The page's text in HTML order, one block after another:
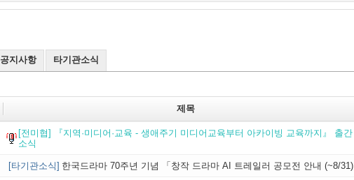
공지사항 타기관소식
제목
[전미협] 『지역·미디어·교육 - 생애주기 미디어교육부터 아카이빙 교육까지』 출간
소식
[타기관소식] 한국드라마 70주년 기념 「창작 드라마 AI 트레일러 공모전 안내 (~8/31)